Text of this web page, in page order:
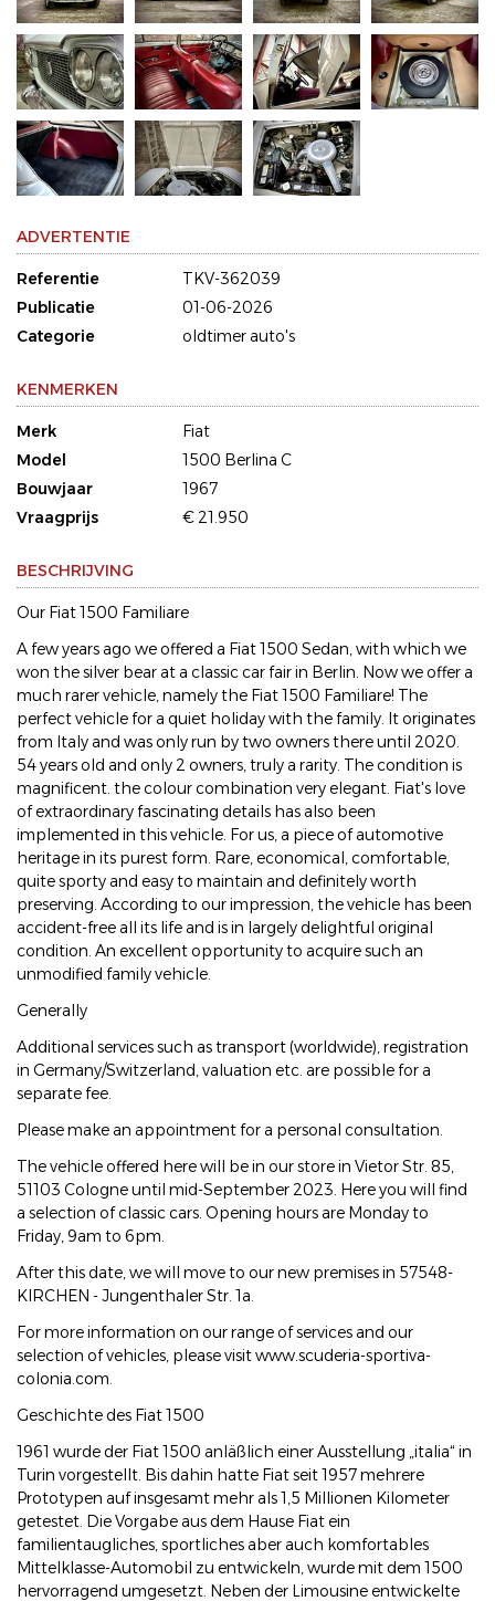
ADVERTENTIE
Referentie
TKV-362039
Publicatie
01-06-2026
Categorie
oldtimer auto's
KENMERKEN
Merk
Fiat
Model
1500 Berlina C
Bouwjaar
1967
Vraagprijs
€ 21.950
BESCHRIJVING
Our Fiat 1500 Familiare
A few years ago we offered a Fiat 1500 Sedan, with which we
won the silver bear at a classic car fair in Berlin. Now we offer a
much rarer vehicle, namely the Fiat 1500 Familiare! The
perfect vehicle for a quiet holiday with the family. It originates
from Italy and was only run by two owners there until 2020.
54 years old and only 2 owners, truly a rarity. The condition is
magnificent. the colour combination very elegant. Fiat's love
of extraordinary fascinating details has also been
implemented in this vehicle. For us, a piece of automotive
heritage in its purest form. Rare, economical, comfortable,
quite sporty and easy to maintain and definitely worth
preserving. According to our impression, the vehicle has been
accident-free all its life and is in largely delightful original
condition. An excellent opportunity to acquire such an
unmodified family vehicle.
Generally
Additional services such as transport (worldwide), registration
in Germany/Switzerland, valuation etc. are possible for a
separate fee.
Please make an appointment for a personal consultation.
The vehicle offered here will be in our store in Vietor Str. 85,
51103 Cologne until mid-September 2023. Here you will find
a selection of classic cars. Opening hours are Monday to
Friday, 9am to 6pm.
After this date, we will move to our new premises in 57548-
KIRCHEN - Jungenthaler Str. 1a.
For more information on our range of services and our
selection of vehicles, please visit www.scuderia-sportiva-
colonia.com.
Geschichte des Fiat 1500
1961 wurde der Fiat 1500 anläßlich einer Ausstellung „italia“ in
Turin vorgestellt. Bis dahin hatte Fiat seit 1957 mehrere
Prototypen auf insgesamt mehr als 1,5 Millionen Kilometer
getestet. Die Vorgabe aus dem Hause Fiat ein
familientaugliches, sportliches aber auch komfortables
Mittelklasse-Automobil zu entwickeln, wurde mit dem 1500
hervorragend umgesetzt. Neben der Limousine entwickelte